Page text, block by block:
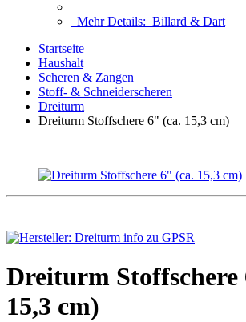
Mehr Details: Billard & Dart
Startseite
Haushalt
Scheren & Zangen
Stoff- & Schneiderscheren
Dreiturm
Dreiturm Stoffschere 6" (ca. 15,3 cm)
Dreiturm Stoffschere
15,3 cm)